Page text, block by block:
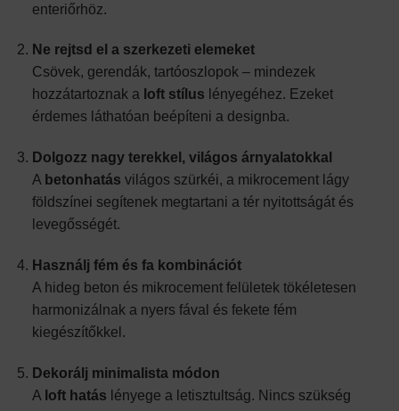
enteriőrhöz.
Ne rejtsd el a szerkezeti elemeket
Csövek, gerendák, tartóoszlopok – mindezek
hozzátartoznak a loft stílus lényegéhez. Ezeket
érdemes láthatóan beépíteni a designba.
Dolgozz nagy terekkel, világos árnyalatokkal
A betonhatás világos szürkéi, a mikrocement lágy
földszínei segítenek megtartani a tér nyitottságát és
levegősségét.
Használj fém és fa kombinációt
A hideg beton és mikrocement felületek tökéletesen
harmonizálnak a nyers fával és fekete fém
kiegészítőkkel.
Dekorálj minimalista módon
A loft hatás lényege a letisztultság. Nincs szükség